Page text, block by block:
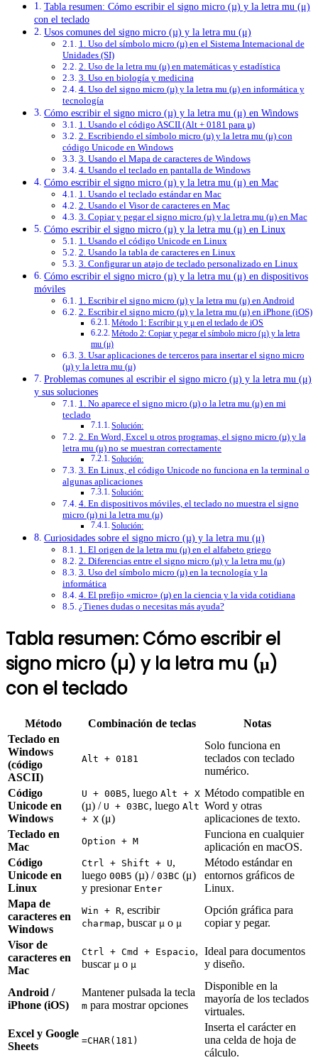
Tabla resumen: Cómo escribir el signo micro (µ) y la letra mu (μ)
con el teclado
Usos comunes del signo micro (µ) y la letra mu (μ)
1. Uso del símbolo micro (µ) en el Sistema Internacional de
Unidades (SI)
2. Uso de la letra mu (μ) en matemáticas y estadística
3. Uso en biología y medicina
4. Uso del signo micro (µ) y la letra mu (μ) en informática y
tecnología
Cómo escribir el signo micro (µ) y la letra mu (μ) en Windows
1. Usando el código ASCII (Alt + 0181 para µ)
2. Escribiendo el símbolo micro (µ) y la letra mu (μ) con
código Unicode en Windows
3. Usando el Mapa de caracteres de Windows
4. Usando el teclado en pantalla de Windows
Cómo escribir el signo micro (µ) y la letra mu (μ) en Mac
1. Usando el teclado estándar en Mac
2. Usando el Visor de caracteres en Mac
3. Copiar y pegar el signo micro (µ) y la letra mu (μ) en Mac
Cómo escribir el signo micro (µ) y la letra mu (μ) en Linux
1. Usando el código Unicode en Linux
2. Usando la tabla de caracteres en Linux
3. Configurar un atajo de teclado personalizado en Linux
Cómo escribir el signo micro (µ) y la letra mu (μ) en dispositivos
móviles
1. Escribir el signo micro (µ) y la letra mu (μ) en Android
2. Escribir el signo micro (µ) y la letra mu (μ) en iPhone (iOS)
Método 1: Escribir µ y μ en el teclado de iOS
Método 2: Copiar y pegar el símbolo micro (µ) y la letra
mu (μ)
3. Usar aplicaciones de terceros para insertar el signo micro
(µ) y la letra mu (μ)
Problemas comunes al escribir el signo micro (µ) y la letra mu (μ)
y sus soluciones
1. No aparece el signo micro (µ) o la letra mu (μ) en mi
teclado
Solución:
2. En Word, Excel u otros programas, el signo micro (µ) y la
letra mu (μ) no se muestran correctamente
Solución:
3. En Linux, el código Unicode no funciona en la terminal o
algunas aplicaciones
Solución:
4. En dispositivos móviles, el teclado no muestra el signo
micro (µ) ni la letra mu (μ)
Solución:
Curiosidades sobre el signo micro (µ) y la letra mu (μ)
1. El origen de la letra mu (μ) en el alfabeto griego
2. Diferencias entre el signo micro (µ) y la letra mu (μ)
3. Uso del símbolo micro (µ) en la tecnología y la
informática
4. El prefijo «micro» (µ) en la ciencia y la vida cotidiana
¿Tienes dudas o necesitas más ayuda?
Tabla resumen: Cómo escribir el
signo micro (µ) y la letra mu (μ)
con el teclado
Método Combinación de teclas
Notas
Teclado en
Windows
(código
ASCII)
Alt + 0181
Solo funciona en
teclados con teclado
numérico.
Código
Unicode en
Windows
U + 00B5, luego Alt + X
(µ) / U + 03BC, luego Alt
+ X (μ)
Método compatible en
Word y otras
aplicaciones de texto.
Teclado en
Mac
Option + M
Funciona en cualquier
aplicación en macOS.
Código
Unicode en
Linux
Ctrl + Shift + U,
luego 00B5 (µ) / 03BC (μ)
y presionar Enter
Método estándar en
entornos gráficos de
Linux.
Mapa de
caracteres en
Windows
Win + R, escribir
charmap, buscar µ o μ
Opción gráfica para
copiar y pegar.
Visor de
caracteres en
Mac
Ctrl + Cmd + Espacio,
buscar µ o μ
Ideal para documentos
y diseño.
Android /
iPhone (iOS)
Mantener pulsada la tecla
m para mostrar opciones
Disponible en la
mayoría de los teclados
virtuales.
Excel y Google
Sheets
=CHAR(181)
Inserta el carácter en
una celda de hoja de
cálculo.